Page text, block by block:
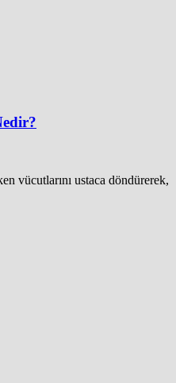
vücutlarını ustaca döndürerek,